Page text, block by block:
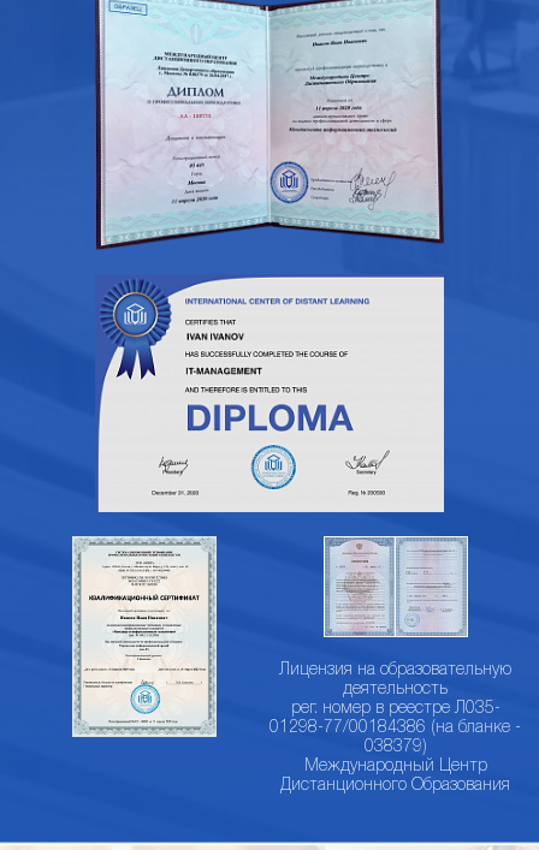
Лицензия на образовательную
деятельность
рег. номер в реестре Л035-
01298-77/00184386 (на бланке -
038379)
Международный Центр
Дистанционного Образования